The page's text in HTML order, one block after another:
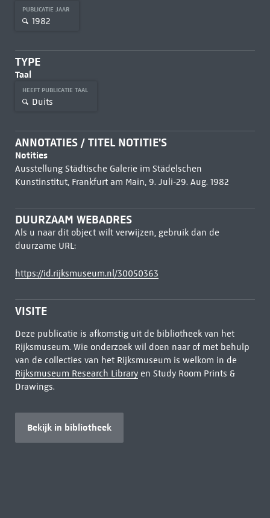
PUBLICATIE JAAR
1982
TYPE
Taal
HEEFT PUBLICATIE TAAL
Duits
ANNOTATIES / TITEL NOTITIE'S
Notities
Ausstellung Städtische Galerie im Städelschen
Kunstinstitut, Frankfurt am Main, 9. Juli-29. Aug. 1982
DUURZAAM WEBADRES
Als u naar dit object wilt verwijzen, gebruik dan de
duurzame URL:
https://id.rijksmuseum.nl/30050363
VISITE
Deze publicatie is afkomstig uit de bibliotheek van het
Rijksmuseum. Wie onderzoek wil doen naar of met behulp
van de collecties van het Rijksmuseum is welkom in de
Rijksmuseum Research Libraryen Study Room Prints &
Drawings.
Bekijk in bibliotheek